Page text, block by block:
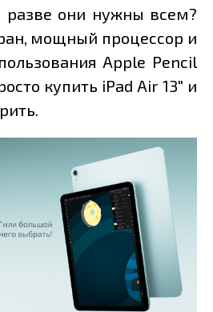
разве они нужны всем?
мощный процессор и
Apple Pencil
купить iPad Air 13" и